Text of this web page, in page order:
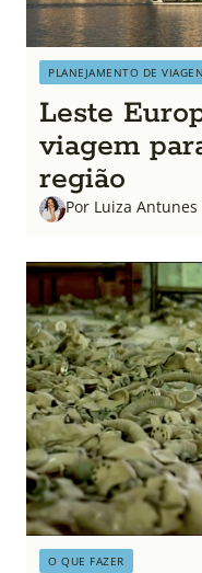
PLANEJAMENTO DE
Leste
viagem
região
Por Luiza
O QUE FAZER